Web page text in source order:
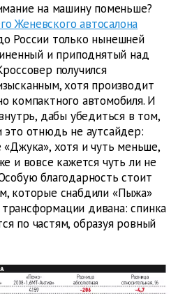
на машину поменьше?
Женевского автосалона
России только нынешней
и приподнятый над
получился
хотя производит
компактного автомобиля. И
дабы убедиться в том,
это отнюдь не аутсайдер:
хотя и чуть меньше,
и вовсе кажется чуть ли не
благодарность стоит
которые снабдили «Пыжа»
дивана: спинка
по частям, образуя ровный